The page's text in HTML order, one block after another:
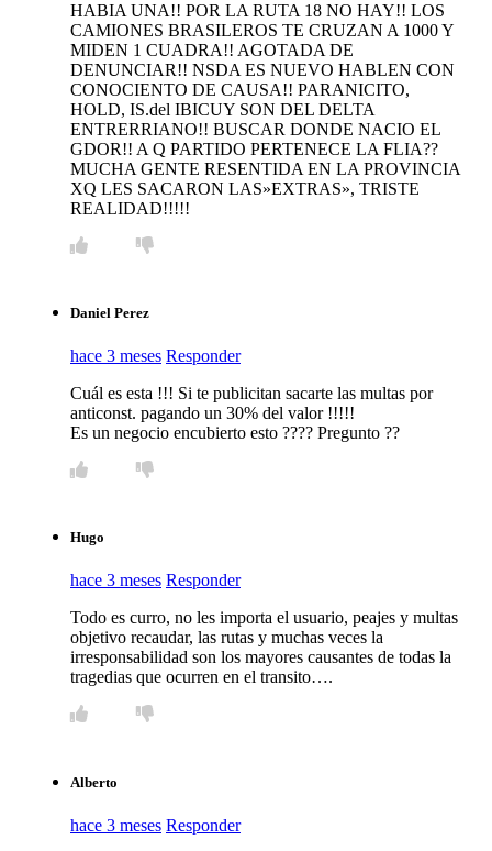
HABIA UNA!! POR LA RUTA 18 NO HAY!! LOS
CAMIONES BRASILEROS TE CRUZAN A 1000 Y
MIDEN 1 CUADRA!! AGOTADA DE
DENUNCIAR!! NSDA ES NUEVO HABLEN CON
CONOCIENTO DE CAUSA!! PARANICITO,
HOLD, IS.del IBICUY SON DEL DELTA
ENTRERRIANO!! BUSCAR DONDE NACIO EL
GDOR!! A Q PARTIDO PERTENECE LA FLIA??
MUCHA GENTE RESENTIDA EN LA PROVINCIA
XQ LES SACARON LAS»EXTRAS», TRISTE
REALIDAD!!!!!
Daniel Perez
hace 3 meses Responder
Cuál es esta !!! Si te publicitan sacarte las multas por
anticonst. pagando un 30% del valor !!!!!
Es un negocio encubierto esto ???? Pregunto ??
Hugo
hace 3 meses Responder
Todo es curro, no les importa el usuario, peajes y multas
objetivo recaudar, las rutas y muchas veces la
irresponsabilidad son los mayores causantes de todas la
tragedias que ocurren en el transito….
Alberto
hace 3 meses Responder